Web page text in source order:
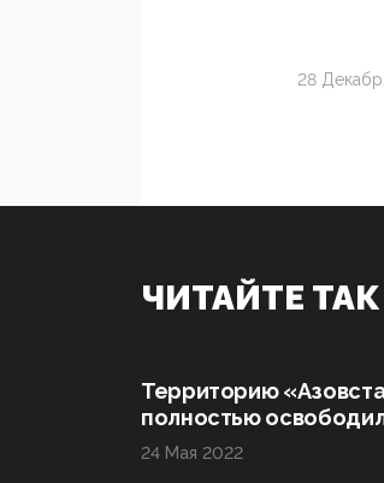
28
ЧИТАЙТЕ
Территорию
полностью
24 Мая 2022